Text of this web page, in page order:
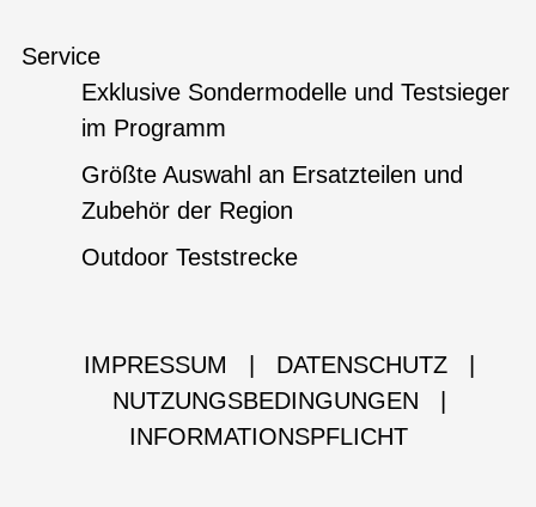
Service
Exklusive Sondermodelle und Testsieger
im Programm
Größte Auswahl an Ersatzteilen und
Zubehör der Region
Outdoor Teststrecke
IMPRESSUM DATENSCHUTZ
NUTZUNGSBEDINGUNGEN
INFORMATIONSPFLICHT